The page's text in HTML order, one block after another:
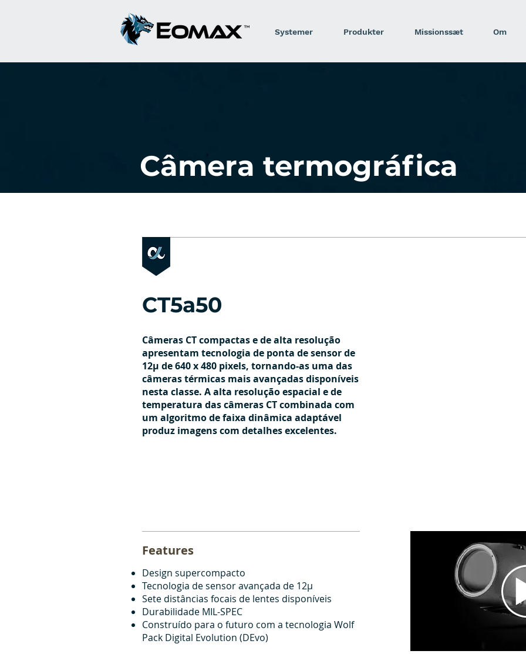
Systemer Produkter Missionssæt Om
Câmera termográfica
CT5a50
Câmeras CT compactas e de alta resolução
apresentam tecnologia de ponta de sensor de
12μ de 640 x 480 pixels, tornando-as uma das
câmeras térmicas mais avançadas disponíveis
nesta classe. A alta resolução espacial e de
temperatura das câmeras CT combinada com
um algoritmo de faixa dinâmica adaptável
produz imagens com detalhes excelentes.
Features
Design supercompacto
Tecnologia de sensor avançada de 12μ
Sete distâncias focais de lentes disponíveis
Durabilidade MIL-SPEC
Construído para o futuro com a tecnologia Wolf
Pack Digital Evolution (DEvo)